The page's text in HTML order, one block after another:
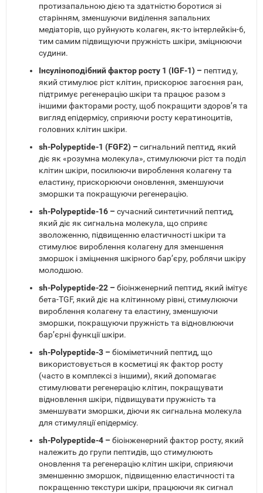
протизапальною дією та здатністю боротися зі
старінням, зменшуючи виділення запальних
медіаторів, що руйнують колаген, як-то інтерлейкін-6,
тим самим підвищуючи пружність шкіри, зміцнюючи
судини.
Інсуліноподібний фактор росту 1 (IGF-1) – пептид у,
який стимулює ріст клітин, прискорює загоєння ран,
підтримує регенерацію шкіри та працює разом з
іншими факторами росту, щоб покращити здоров’я та
вигляд епідермісу, сприяючи росту кератиноцитів,
головних клітин шкіри.
sh-Polypeptide-1 (FGF2) – сигнальний пептид, який
діє як «розумна молекула», стимулюючи ріст та поділ
клітин шкіри, посилюючи вироблення колагену та
еластину, прискорюючи оновлення, зменшуючи
зморшки та покращуючи регенерацію.
sh-Polypeptide-16 – сучасний синтетичний пептид,
який діє як сигнальна молекула, що сприяє
зволоженню, підвищенню еластичності шкіри та
стимулює вироблення колагену для зменшення
зморшок і зміцнення шкірного бар’єру, роблячи шкіру
молодшою.
sh-Polypeptide-22 – біоінженерний пептид, який імітує
бета-TGF, який діє на клітинному рівні, стимулюючи
вироблення колагену та еластину, зменшуючи
зморшки, покращуючи пружність та відновлюючи
бар’єрні функції шкіри.
sh-Polypeptide-3 – біоміметичний пептид, що
використовується в косметиці як фактор росту
(часто в комплексі з іншими), який допомагає
стимулювати регенерацію клітин, покращувати
відновлення шкіри, підвищувати пружність та
зменшувати зморшки, діючи як сигнальна молекула
для стимуляції епідермісу.
sh-Polypeptide-4 – біоінженерний фактор росту, який
належить до групи пептидів, що стимулюють
оновлення та регенерацію клітин шкіри, сприяючи
зменшенню зморшок, підвищенню еластичності та
покращенню текстури шкіри, працюючи як сигнал